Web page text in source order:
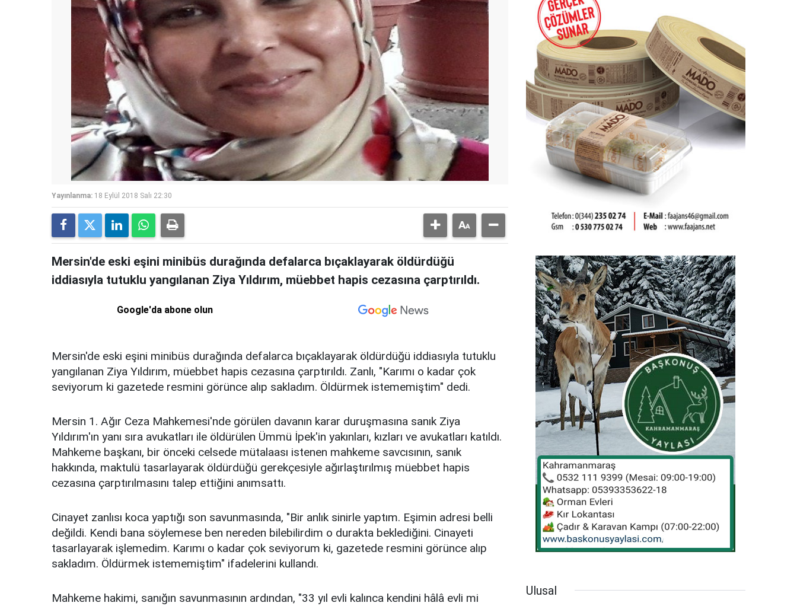
Yayınlanma: 18 Eylül 2018 Salı 22:30
Mersin'de eski eşini minibüs durağında defalarca bıçaklayarak öldürdüğü
iddiasıyla tutuklu yangılanan Ziya Yıldırım, müebbet hapis cezasına çarptırıldı.
Google'da abone olun
Mersin'de eski eşini minibüs durağında defalarca bıçaklayarak öldürdüğü iddiasıyla tutuklu
yangılanan Ziya Yıldırım, müebbet hapis cezasına çarptırıldı. Zanlı, "Karımı o kadar çok
seviyorum ki gazetede resmini görünce alıp sakladım. Öldürmek istememiştim" dedi.
Mersin 1. Ağır Ceza Mahkemesi'nde görülen davanın karar duruşmasına sanık Ziya
Yıldırım'ın yanı sıra avukatları ile öldürülen Ümmü İpek'in yakınları, kızları ve avukatları katıldı.
Mahkeme başkanı, bir önceki celsede mütalaası istenen mahkeme savcısının, sanık
hakkında, maktulü tasarlayarak öldürdüğü gerekçesiyle ağırlaştırılmış müebbet hapis
cezasına çarptırılmasını talep ettiğini anımsattı.
Cinayet zanlısı koca yaptığı son savunmasında, "Bir anlık sinirle yaptım. Eşimin adresi belli
değildi. Kendi bana söylemese ben nereden bilebilirdim o durakta beklediğini. Cinayeti
tasarlayarak işlemedim. Karımı o kadar çok seviyorum ki, gazetede resmini görünce alıp
sakladım. Öldürmek istememiştim" ifadelerini kullandı.
Mahkeme hakimi, sanığın savunmasının ardından, "33 yıl evli kalınca kendini hâlâ evli mi
Ulusal